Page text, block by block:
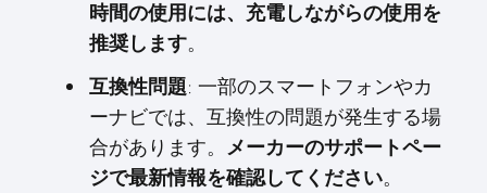
時間の使用には、充電しながらの使用を
推奨します。
互換性問題: 一部のスマートフォンやカ
ーナビでは、互換性の問題が発生する場
合があります。 メーカーのサポートペー
ジで最新情報を確認してください。